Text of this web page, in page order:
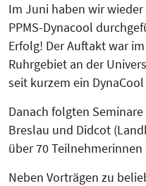
Im Juni haben wir
PPMS-Dynacool
Erfolg! Der Auftakt war
Ruhrgebiet an der
seit kurzem ein
Danach folgten
Breslau und Didcot
über 70
Neben Vorträgen zu